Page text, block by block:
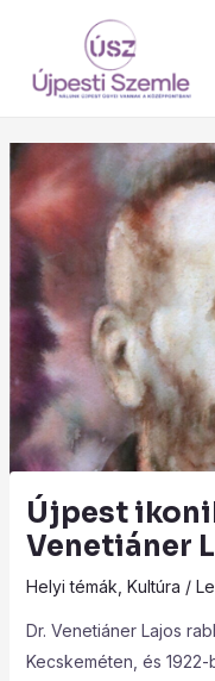
content
Újpest
Venetiáner
Helyi témák Kultúra /
Dr. Venetiáner Lajos
Kecskeméten, és